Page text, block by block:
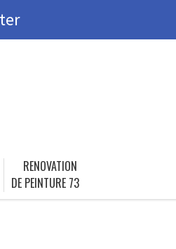
RENOVATION
DE PEINTURE 73